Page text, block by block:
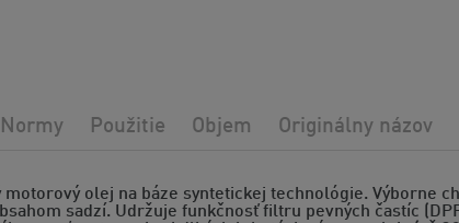
motorový olej na báze syntetickej technológie. Výborne
sadzí. Udržuje funkčnosť filtru pevných častíc
Normy Použitie Objem Originálny názov